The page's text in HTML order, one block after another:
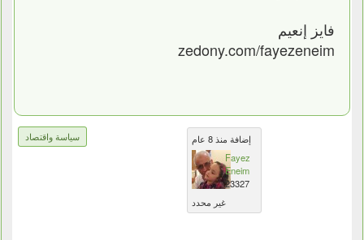
فايز إنعيم
zedony.com/fayezeneim
سياسة واقتصاد
إضافة منذ 8 عام
Fayez
Eneim
23327
غير محدد